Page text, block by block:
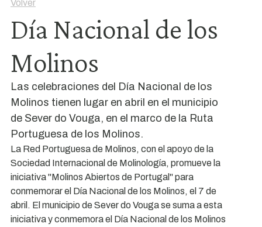
Volver
Día Nacional de los
Molinos
Las celebraciones del Día Nacional de los
Molinos tienen lugar en abril en el municipio
de Sever do Vouga, en el marco de la Ruta
Portuguesa de los Molinos.
La Red Portuguesa de Molinos, con el apoyo de la
Sociedad Internacional de Molinología, promueve la
iniciativa "Molinos Abiertos de Portugal" para
conmemorar el Día Nacional de los Molinos, el 7 de
abril. El municipio de Sever do Vouga se suma a esta
iniciativa y conmemora el Día Nacional de los Molinos